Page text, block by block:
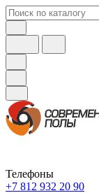
Телефоны
+7 812 932 20 90